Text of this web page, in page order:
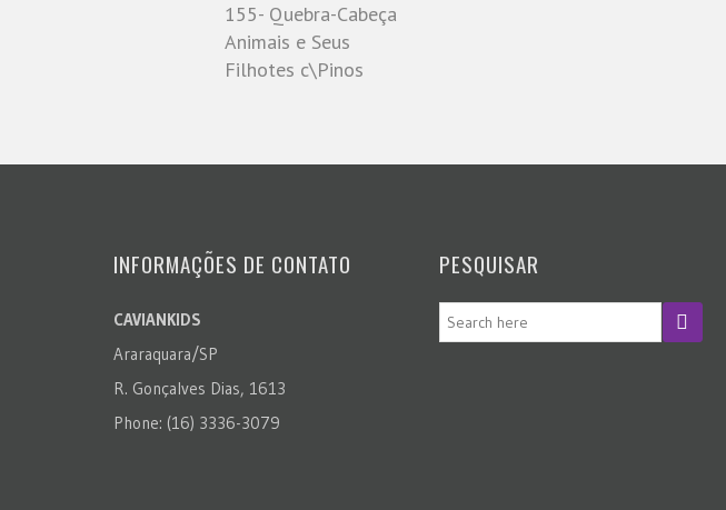
155- Quebra-Cabeça
Animais e Seus
Filhotes c\Pinos
INFORMAÇÕES DE CONTATO
CAVIANKIDS
Araraquara/SP
R. Gonçalves Dias, 1613
Phone: (16) 3336-3079
PESQUISAR